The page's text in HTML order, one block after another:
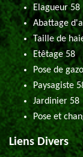
Elagueur 58
Abattage
Taille de
Etêtage 58
Pose de
Paysagiste
Jardinier 58
Pose et
Liens Divers